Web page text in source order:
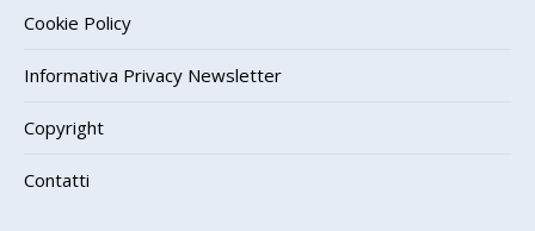
Cookie Policy
Informativa Privacy Newsletter
Copyright
Contatti